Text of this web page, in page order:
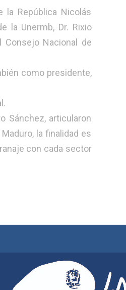
la República Nicolás
la Unermb, Dr. Rixio
Consejo Nacional de
como presidente,
Sánchez, articularon
la finalidad es
con cada sector